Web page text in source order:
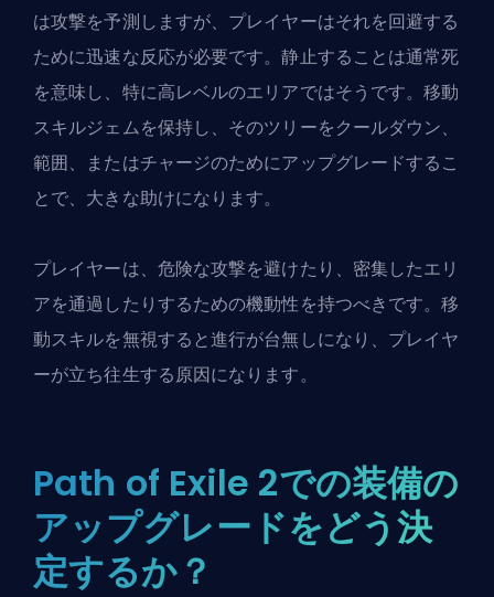
は攻撃を予測しますが、プレイヤーはそれを回避する
ために迅速な反応が必要です。静止することは通常死
を意味し、特に高レベルのエリアではそうです。移動
スキルジェムを保持し、そのツリーをクールダウン、
範囲、またはチャージのためにアップグレードするこ
とで、大きな助けになります。
プレイヤーは、危険な攻撃を避けたり、密集したエリ
アを通過したりするための機動性を持つべきです。移
動スキルを無視すると進行が台無しになり、プレイヤ
ーが立ち往生する原因になります。
Path of Exile 2での装備の
アップグレードをどう決
定するか？